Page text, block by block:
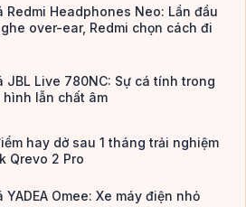
Redmi Headphones Neo: Lần đầu
over-ear, Redmi chọn cách đi
JBL Live 780NC: Sự cá tính trong
hình lẫn chất âm
hay dở sau 1 tháng trải nghiệm
Qrevo 2 Pro
Omee: Xe máy điện nhỏ